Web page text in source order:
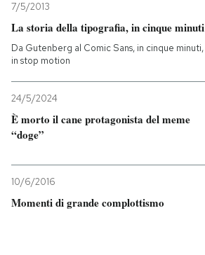
PODCAST
NEWSLETTER
7/5/2013
La storia della tipografia, in cinque minuti
Da Gutenberg al Comic Sans, in cinque minuti,
in stop motion
24/5/2024
È morto il cane protagonista del meme
“doge”
10/6/2016
Momenti di grande complottismo